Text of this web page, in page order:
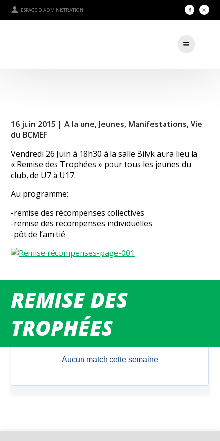
ESPACE D'ADMINISTRATION
REMISE DES
TROPHÉES
16 juin 2015 |A la une, Jeunes, Manifestations,Vie
du BCMEF
Vendredi 26 Juin à 18h30 à la salle Bilyk aura lieu la
« Remise des Trophées » pour tous les jeunes du
club, de U7 à U17.
Au programme:
-remise des récompenses collectives
-remise des récompenses individuelles
-pôt de l’amitié
MATCHS DU WEEK-END